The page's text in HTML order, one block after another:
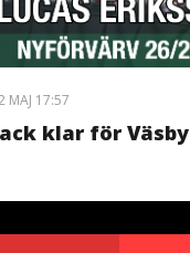
MAJ 17:57
klar för Väsby